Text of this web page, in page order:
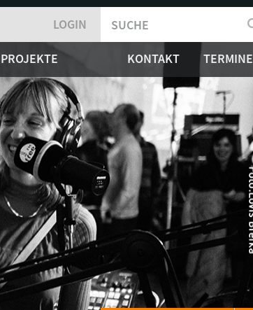
LOGIN
SUCHFORMULAR
SUCHE
PROJEKTE KONTAKT TERMINE